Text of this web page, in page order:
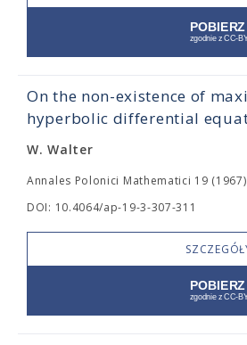
On the non-existence of
hyperbolic differential
W. Walter
Annales Polonici Mathematici 19
DOI: 10.4064/ap-19-3-307-311